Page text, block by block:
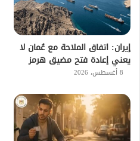
إيران: اتفاق الملاحة مع عُمان لا
يعني إعادة فتح مضيق هرمز
8 أغسطس، 2026